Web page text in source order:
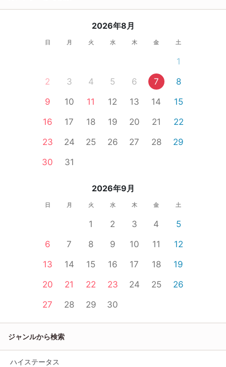
2026年8月
日 月 火 水 木 金 土
1
2
3 4 5 6 7
8
9
10 11 12 13 14
15
16
17 18 19 20 21
22
23
24 25 26 27 28
29
30
31
2026年9月
日 月 火 水 木 金 土
1 2 3 4
5
6
7 8 9 10 11
12
13
14 15 16 17 18
19
20
21 22 23 24 25
26
27
28 29 30
ジャンルから検索
ハイステータス